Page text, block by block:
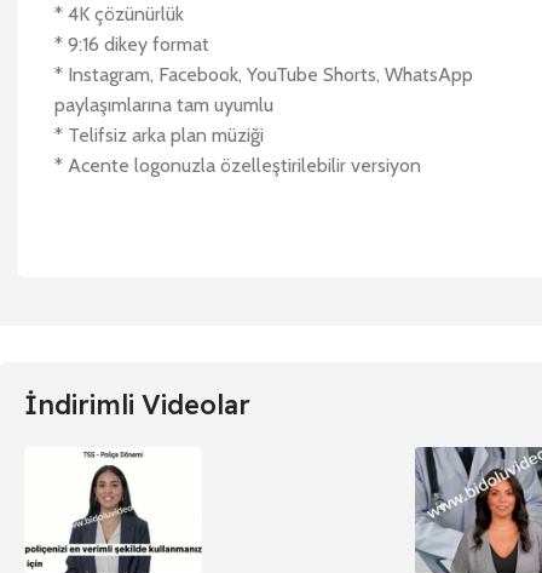
* 4K çözünürlük
* 9:16 dikey format
* Instagram, Facebook, YouTube Shorts, WhatsApp
paylaşımlarına tam uyumlu
* Telifsiz arka plan müziği
* Acente logonuzla özelleştirilebilir versiyon
İndirimli Videolar